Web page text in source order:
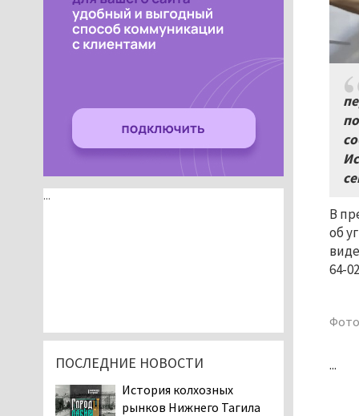
В
об
64-
...
...
ПОСЛЕДНИЕ НОВОСТИ
История колхозных
рынков Нижнего Тагила